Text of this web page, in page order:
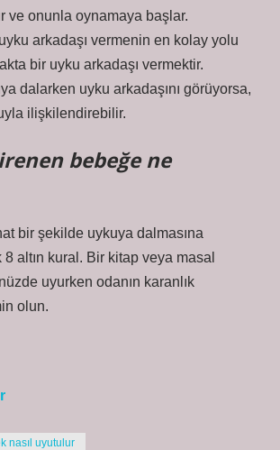
ve onunla oynamaya başlar.
arkadaşı vermenin en kolay yolu
bir uyku arkadaşı vermektir.
dalarken uyku arkadaşını görüyorsa,
ilişkilendirebilir.
bebeğe ne
bir şekilde uykuya dalmasına
8 altın kural. Bir kitap veya masal
uyurken odanın karanlık
olun.
nasıl uyutulur